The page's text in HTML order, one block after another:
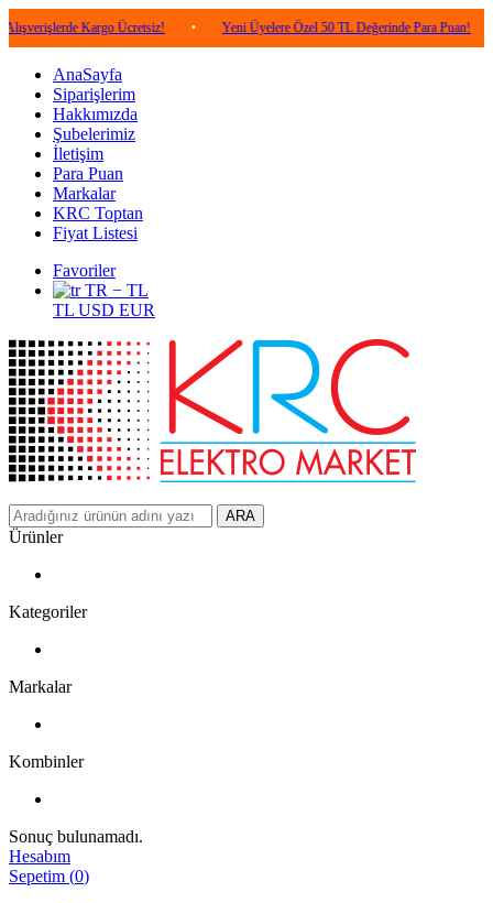
Kargo Ücretsiz! • Yeni Üyelere Özel 50 TL Değerinde Para Puan! •
AnaSayfa
Siparişlerim
Hakkımızda
Şubelerimiz
İletişim
Para Puan
Markalar
KRC Toptan
Fiyat Listesi
Favoriler
TR − TL
TL USD EUR
ARA
Ürünler
Kategoriler
Markalar
Kombinler
Sonuç bulunamadı.
Hesabım
Sepetim (0)